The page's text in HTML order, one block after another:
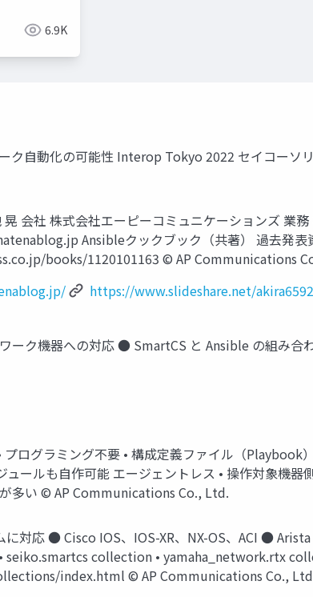
6.9K
ク自動化の可能性 Interop Tokyo 2022 セイコーソ
会社 株式会社エーピーコミュニケーションズ 業
Ansibleクックブック（共著） 過去発表
books/1120101163 © AP Communications
https://www.slideshare.net/
ク機器への対応 ● SmartCS と Ansible の組み合
ログラミング不要 • 構成定義ファイル（Playbook
ールも自作可能 エージェントレス • 操作対象機
多い © AP Communications Co., Ltd.
に対応 ● Cisco IOS、IOS-XR、NX-OS、ACI ●
seiko.smartcs collection • yamaha_network.rtx
index.html © AP Communications Co.,